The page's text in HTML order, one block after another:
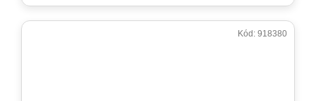
Kód: 918380